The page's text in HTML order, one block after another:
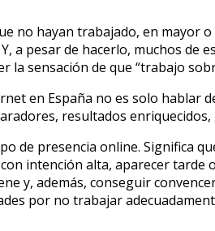
no hayan trabajado, en mayor
a pesar de hacerlo, muchos
la sensación de que “trabajo
en España no es solo hablar
resultados enriquecidos,
de presencia online. Significa
intención alta, aparecer
y, además, conseguir
por no trabajar